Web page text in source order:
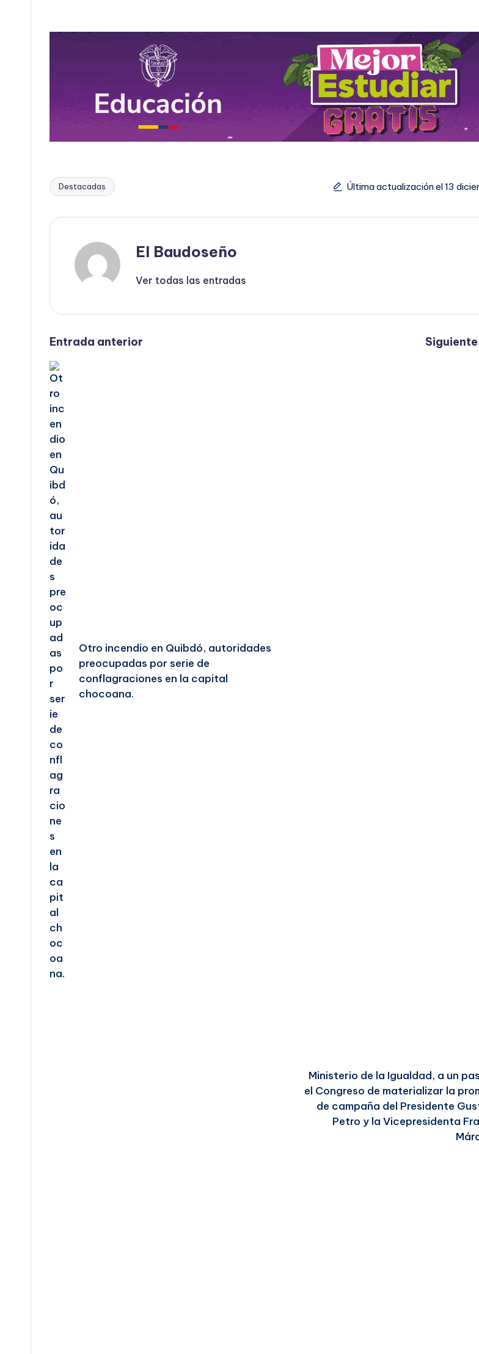
Etiquetas:
Destacadas Última actualización el 13
El Baudoseño
Ver todas las entradas
Navegación
de
entradas
Entrada anterior
Otro incendio en Quibdó, autoridades
preocupadas por serie de
conflagraciones en la capital
chocoana.
Ministerio de la Igualdad, a un
el Congreso de materializar la
de campaña del Presidente
Petro y la Vicepresidenta